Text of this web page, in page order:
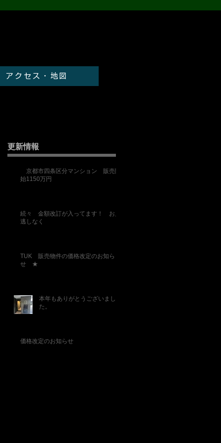
アクセス・地図
更新情報
京都市四条区分マンション 販売開
始1150万円
続々 金額改訂が入ってます！ お見
逃しなく
TUK 販売物件の価格改定のお知ら
せ ★
本年もありがとうございまし
た。
価格改定のお知らせ